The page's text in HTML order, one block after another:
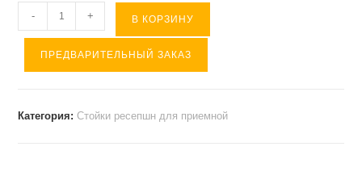
Количество
товара
Стойка
- + В КОРЗИНУ
ПРЕДВАРИТЕЛЬНЫЙ ЗАКАЗ
Категория:Стойки ресепшн для приемной